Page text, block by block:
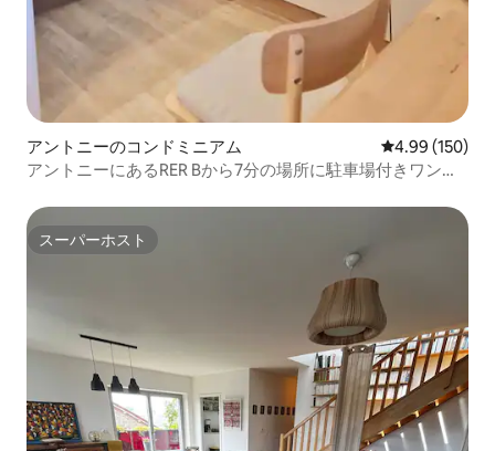
アントニーのコンドミニアム レビュー150
4.99 (150)
アントニーにあるRER Bから7分の場所に駐車場付きワンル
スーパーホスト
スーパーホスト